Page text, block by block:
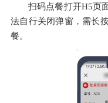
扫码点餐打开H5页
法自行关闭弹窗，需长
餐。